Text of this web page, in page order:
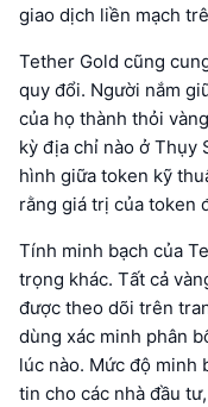
giao dịch liền mạch
Tether Gold cũng
quy đổi. Người nắm
của họ thành thỏi
kỳ địa chỉ nào ở Thụy
hình giữa token kỹ
rằng giá trị của token
Tính minh bạch của
trọng khác. Tất cả
được theo dõi trên
dùng xác minh phân
lúc nào. Mức độ minh
tin cho các nhà đầu